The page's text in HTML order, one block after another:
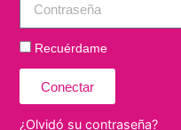
Recuérdame
Conectar
¿Olvidó su contraseña?